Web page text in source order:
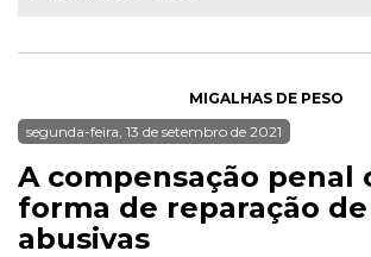
MIGALHAS DE PESO
segunda-feira, 13 de setembro de 2021
A compensação penal
forma de reparação
abusivas